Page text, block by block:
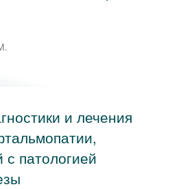
и лечения
патологией